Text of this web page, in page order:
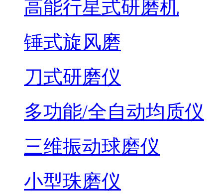
高能行星式研磨机
锤式旋风磨
刀式研磨仪
多功能/全自动均质仪
三维振动球磨仪
小型珠磨仪